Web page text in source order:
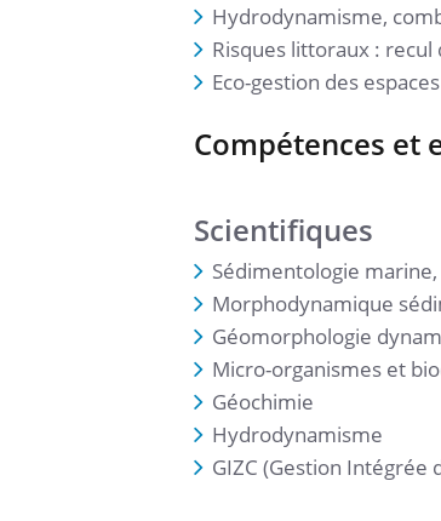
Hydrodynamisme,
Risques littoraux :
Eco-gestion des
Compétences et
Scientifiques
Sédimentologie
Morphodynamique
Géomorphologie
Micro-organismes et
Géochimie
Hydrodynamisme
GIZC (Gestion Intégrée